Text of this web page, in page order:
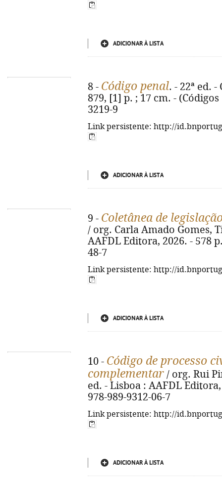
ADICIONAR À LISTA
8 - Código penal. - 22ª ed.
879, [1] p. ; 17 cm. -
3219-9
Link persistente: http://
ADICIONAR À LISTA
9 - Coletânea de
/ org. Carla Amado Gomes,
AAFDL Editora, 2026. - 578
48-7
Link persistente: http://
ADICIONAR À LISTA
10 - Código de processo
complementar / org. Rui
ed. - Lisboa : AAFDL
978-989-9312-06-7
Link persistente: http://
ADICIONAR À LISTA